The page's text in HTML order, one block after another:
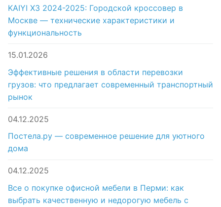
KAIYI X3 2024-2025: Городской кроссовер в
Москве — технические характеристики и
функциональность
15.01.2026
Эффективные решения в области перевозки
грузов: что предлагает современный транспортный
рынок
04.12.2025
Постела.ру — современное решение для уютного
дома
04.12.2025
Все о покупке офисной мебели в Перми: как
выбрать качественную и недорогую мебель с